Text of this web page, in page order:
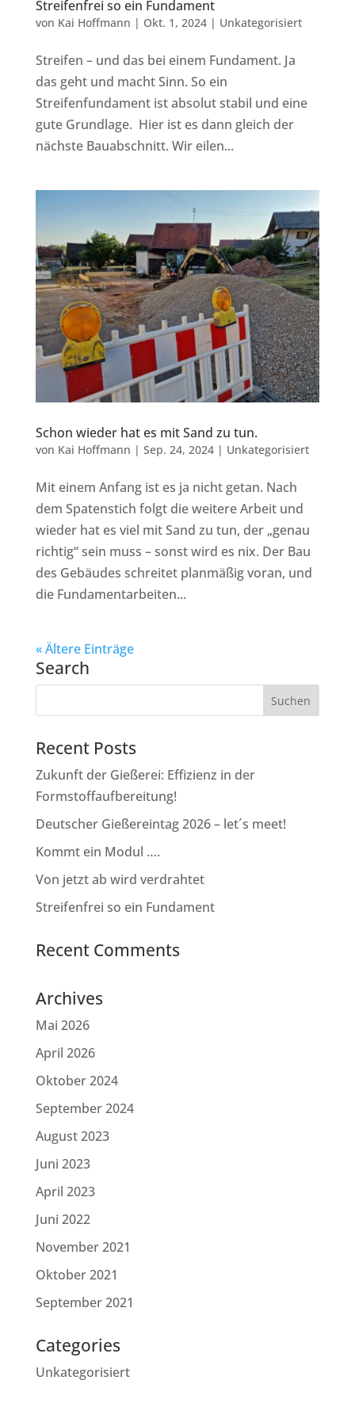
Streifenfrei so ein Fundament
von Kai Hoffmann | Okt. 1, 2024| Unkategorisiert
Streifen – und das bei einem Fundament. Ja
das geht und macht Sinn. So ein
Streifenfundament ist absolut stabil und eine
gute Grundlage. Hier ist es dann gleich der
nächste Bauabschnitt. Wir eilen...
Schon wieder hat es mit Sand zu tun.
von Kai Hoffmann | Sep. 24, 2024| Unkategorisiert
Mit einem Anfang ist es ja nicht getan. Nach
dem Spatenstich folgt die weitere Arbeit und
wieder hat es viel mit Sand zu tun, der „genau
richtig“ sein muss – sonst wird es nix. Der Bau
des Gebäudes schreitet planmäßig voran, und
die Fundamentarbeiten...
« Ältere Einträge
Search
Recent Posts
Zukunft der Gießerei: Effizienz in der
Formstoffaufbereitung!
Deutscher Gießereintag 2026 – let´s meet!
Kommt ein Modul ….
Von jetzt ab wird verdrahtet
Streifenfrei so ein Fundament
Recent Comments
Archives
Mai 2026
April 2026
Oktober 2024
September 2024
August 2023
Juni 2023
April 2023
Juni 2022
November 2021
Oktober 2021
September 2021
Categories
Unkategorisiert